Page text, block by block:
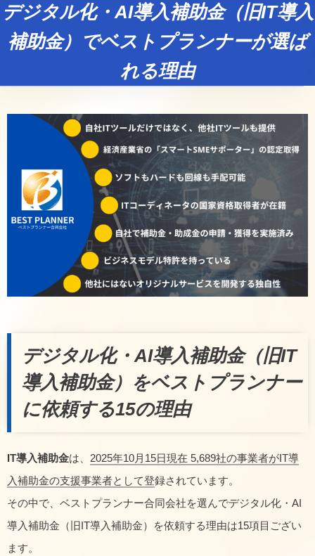
デジタル化・AI導入補助金（旧IT導入
補助金）でベストプランナーが選ば
れる理由
デジタル化・AI導入補助金（旧IT
導入補助金）をベストプランナー
に依頼する15の理由
IT導入補助金は、 2025年10月15日現在 5,689社の事業者がIT導
入補助金の支援事業者として登録されています。
その中で、ベストプランナー合同会社を選んでデジタル化・AI
導入補助金（旧IT導入補助金）を依頼する理由は15項目ござい
ます。